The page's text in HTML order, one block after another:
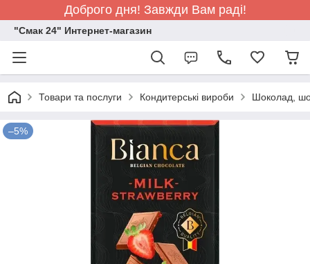
Доброго дня! Завжди Вам раді!
"Смак 24" Интернет-магазин
Товари та послуги Кондитерські вироби Шоколад,
–5%